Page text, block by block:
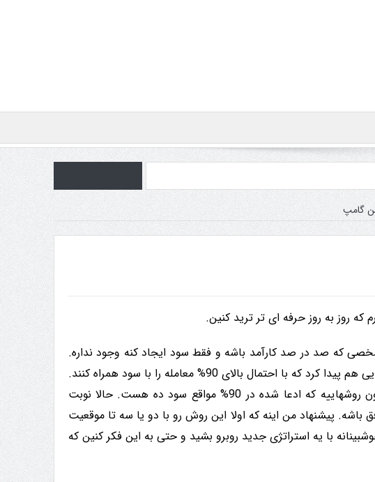
گامپ
که روز به روز حرفه ای تر ترید کنین.
که صد در صد کارآمد باشه و فقط سود ایجاد کنه وجود نداره.
اما می توان با مطالعه بر روی روشهای مختلف، استراتژی هایی هم پیدا کرد که با احتمال بالای 90% معامله را با سود همراه کنند.
روشی که در این مطلب قصد معرفی اون رو دارم یکی از اون روشهاییه که ادعا شده در 90% مواقع سود ده هست. حالا نوبت
پیشنهاد من اینه که اولا این روش رو با دو یا سه تا موقعیت
با یه استراتژی جدید روبرو بشید و حتی به این فکر کنین که